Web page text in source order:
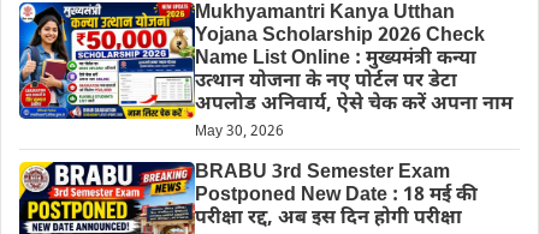
Mukhyamantri Kanya Utthan
Yojana Scholarship 2026 Check
Name List Online : मुख्यमंत्री कन्या
उत्थान योजना के नए पोर्टल पर डेटा
अपलोड अनिवार्य, ऐसे चेक करें अपना नाम
May 30, 2026
BRABU 3rd Semester Exam
Postponed New Date : 18 मई की
परीक्षा रद्द, अब इस दिन होगी परीक्षा